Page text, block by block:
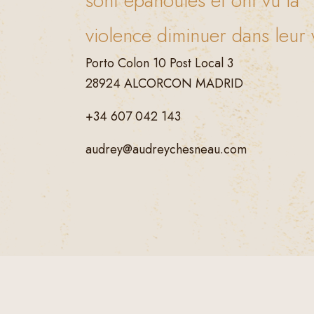
violence diminuer dans leur
Porto Colon 10 Post Local 3
28924 ALCORCON MADRID
+34 607 042 143
audrey@audreychesneau.com